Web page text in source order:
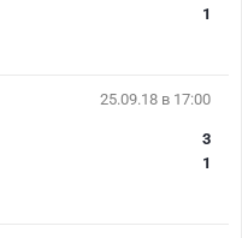
1
25.09.18 в 17:00
3
1